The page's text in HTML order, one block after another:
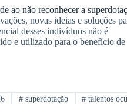
ao não reconhecer a
novas ideias e soluções
desses indivíduos não é
e utilizado para o benefício de
#superdotação # talentos